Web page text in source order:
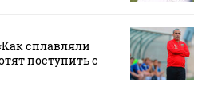
сплавляли
поступить с